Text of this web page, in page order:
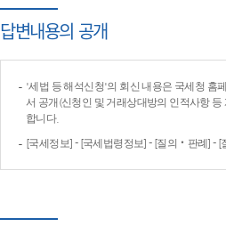
답변내용의 공개
'세법 등 해석신청'의 회신 내용은 국세청 홈
서 공개(신청인 및 거래상대방의 인적사항
합니다.
[국세정보] - [국세법령정보] - [질의‧판례] - [